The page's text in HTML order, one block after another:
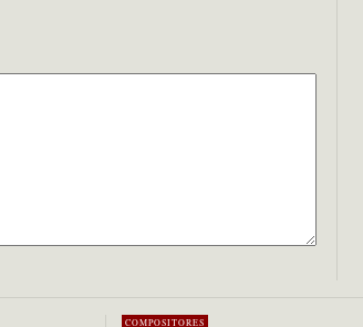
COMPOSITORES